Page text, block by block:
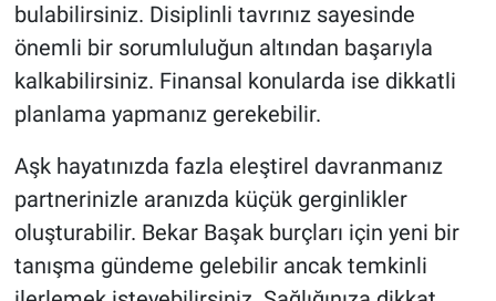
bulabilirsiniz. Disiplinli tavrınız sayesinde
önemli bir sorumluluğun altından başarıyla
kalkabilirsiniz. Finansal konularda ise dikkatli
planlama yapmanız gerekebilir.
Aşk hayatınızda fazla eleştirel davranmanız
partnerinizle aranızda küçük gerginlikler
oluşturabilir. Bekar Başak burçları için yeni bir
tanışma gündeme gelebilir ancak temkinli